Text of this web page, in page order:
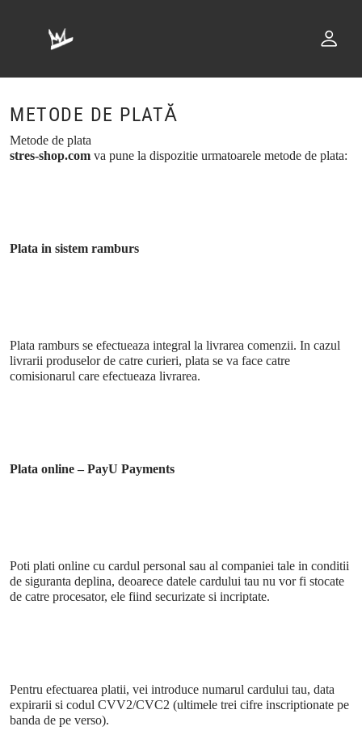
METODE DE PLATĂ
Metode de plata
stres-shop.com va pune la dispozitie urmatoarele metode de plata:
Plata in sistem ramburs
Plata ramburs se efectueaza integral la livrarea comenzii. In cazul
livrarii produselor de catre curieri, plata se va face catre
comisionarul care efectueaza livrarea.
Plata online – PayU Payments
Poti plati online cu cardul personal sau al companiei tale in conditii
de siguranta deplina, deoarece datele cardului tau nu vor fi stocate
de catre procesator, ele fiind securizate si incriptate.
Pentru efectuarea platii, vei introduce numarul cardului tau, data
expirarii si codul CVV2/CVC2 (ultimele trei cifre inscriptionate pe
banda de pe verso).